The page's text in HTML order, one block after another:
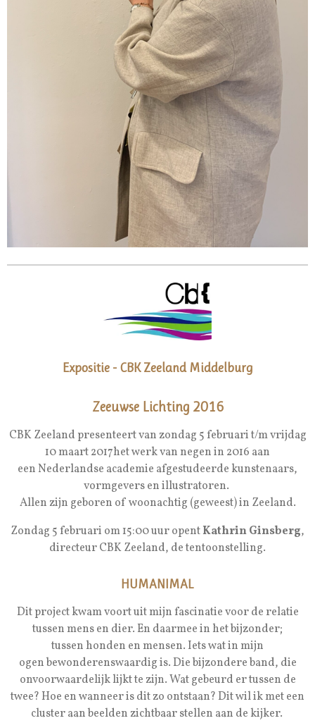
Expositie - CBK Zeeland Middelburg
Zeeuwse Lichting 2016
CBK Zeeland presenteert van zondag 5 februari t/m vrijdag
10 maart 2017het werk van negen in 2016 aan
een Nederlandse academie afgestudeerde kunstenaars,
vormgevers en illustratoren.
Allen zijn geboren of woonachtig (geweest) in Zeeland.
Zondag 5 februari om 15:00 uur opentKathrin Ginsberg,
directeur CBK Zeeland, de tentoonstelling.
HUMANIMAL
Dit project kwam voort uit mijn fascinatie voor de relatie
tussen mens en dier. En daarmee in het bijzonder;
tussen honden en mensen. Iets wat in mijn
ogen bewonderenswaardig is. Die bijzondere band, die
onvoorwaardelijk lijkt te zijn. Wat gebeurd er tussen de
twee? Hoe en wanneer is dit zo ontstaan? Dit wil ik met een
cluster aan beelden zichtbaar stellen aan de kijker.